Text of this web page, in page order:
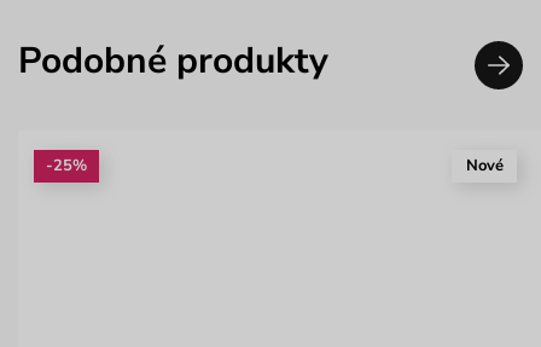
Podobné produkty
-25% Nové